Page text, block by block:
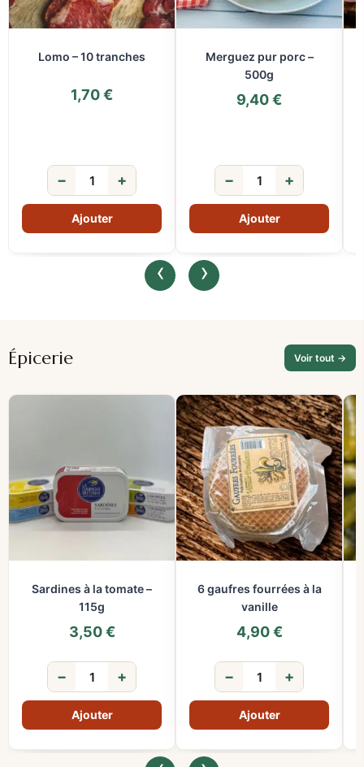
Lomo – 10 tranches
1,70€
− +
Merguez pur porc –
500g
9,40€
− +
‹ ›
Épicerie Voir tout →
Sardines à la tomate –
115g
3,50€
− +
6 gaufres fourrées à la
vanille
4,90€
− +